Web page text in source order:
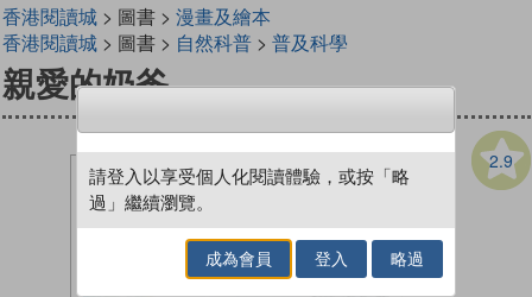
香港閱讀城> 圖書 > 漫畫及繪本
香港閱讀城> 圖書 > 自然科普> 普及科學
親愛的奶爸
2.9
請登入以享受個人化閱讀體驗，或按「略
過」繼續瀏覽。
成為會員 登入 略過